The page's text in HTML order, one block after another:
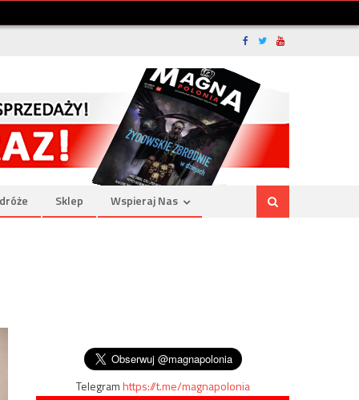
Sklep Wspieraj Nas
Telegramhttps://t.me/magnapolonia